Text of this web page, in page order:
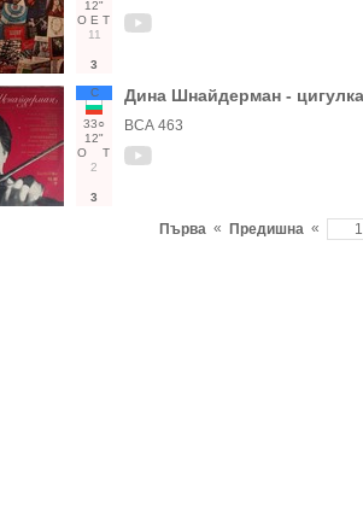
12"
О Е Т
11
3
С
33○
12"
О
Т
2
3
Дина Шнайдерман - цигулка
ВСА 463
Първа « Предишна «